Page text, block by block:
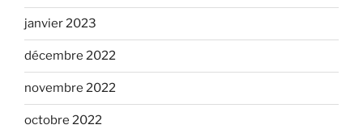
janvier 2023
décembre 2022
novembre 2022
octobre 2022